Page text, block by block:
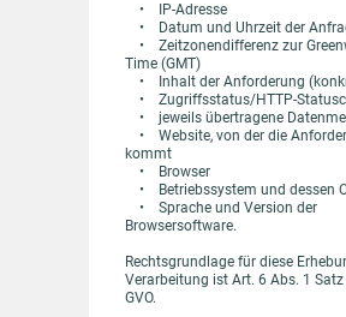
• IP-Adresse
• Datum und Uhrzeit der
• Zeitzonendifferenz zur
Time (GMT)
• Inhalt der Anforderung
• Zugriffsstatus/HTTP-
• jeweils übertragene
• Website, von der die
kommt
• Browser
• Betriebssystem und dessen
• Sprache und Version der
Browsersoftware.
Rechtsgrundlage für diese
Verarbeitung ist Art. 6 Abs. 1 Satz
GVO.